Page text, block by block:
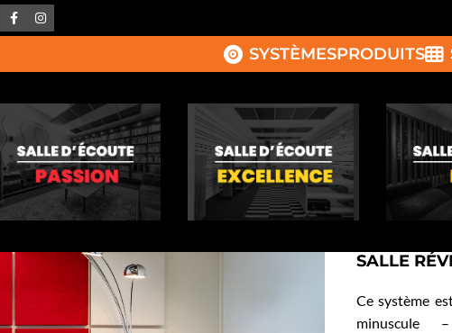
SYSTÈMESPRODUITS
SALLE
Ce système
minuscule